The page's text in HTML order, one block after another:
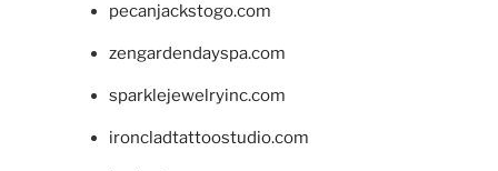
pecanjackstogo.com
zengardendayspa.com
sparklejewelryinc.com
ironcladtattoostudio.com